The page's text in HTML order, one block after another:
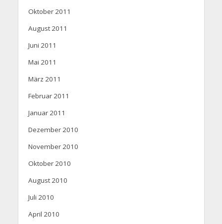
Oktober 2011
August 2011
Juni 2011
Mai 2011
März 2011
Februar 2011
Januar 2011
Dezember 2010
November 2010
Oktober 2010
August 2010
Juli 2010
April 2010